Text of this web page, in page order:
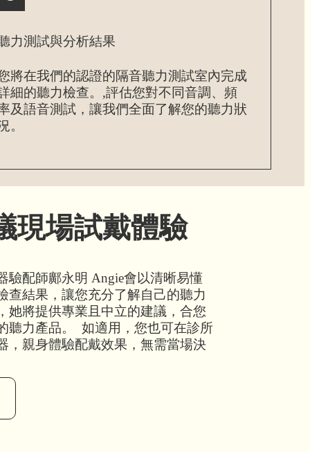
力測試與分析結果
將在我們的認證的隔音聽力測試室內完成
細的聽力檢查。,評估您對不同音調、頻
及語音測試，讓我們全面了解您的聽力狀
。
現場試戴體驗
驗配師鄺永明 Angie會以清晰易懂
查結果，讓您充分了解自己的聽力
她將提供專業且中立的建議，合您
聽力產品。 如適用，您也可在診所
，親身體驗配戴效果，無需當場決